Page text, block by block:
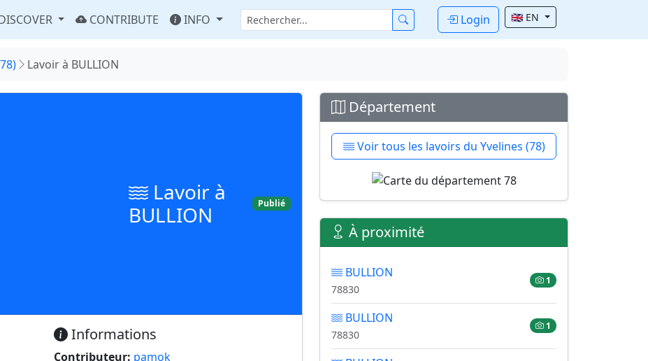
CONTRIBUTE INFO Login 🇬🇧 EN
Lavoir à BULLION
Lavoir à
BULLION
Publié
Informations
Contributeur: pamok
Département
Voir tous les lavoirs du Yvelines (78)
À proximité
BULLION
78830
1
BULLION
78830
1